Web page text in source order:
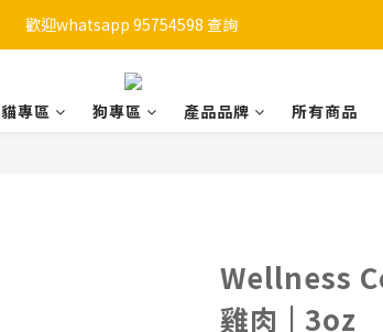
購物滿HKD 450 免運費
歡迎whatsapp 95754598 查詢
購物滿HKD 450 免運費
貓專區 狗專區 產品品牌 所有商品
Wellness
雞肉 | 3oz